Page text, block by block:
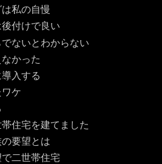
私の自慢
付けで良い
ないとわからない
かった
入する
ケ
住宅を建てました
要望とは
二世帯住宅